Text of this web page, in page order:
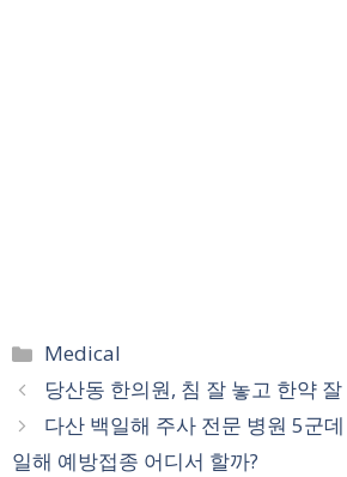
카
테
고
리
Medical
당산동 한의원, 침 잘 놓고 한약
다산 백일해 주사 전문 병원 5군
일해 예방접종 어디서 할까?